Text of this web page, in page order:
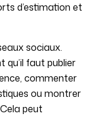
d’estimation et
sociaux.
qu’il faut publier
commenter
ou montrer
peut